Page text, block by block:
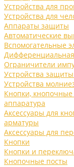
Устройства для
Устройства для
Аппараты защиты
Автоматические
Вспомогательные
Ограничители
Устройства
Устройства
Кнопки, кнопочные
аппаратура
Аксессуары для
арматуры
Аксессуары для
Кнопки
Кнопки и
Кнопочные посты